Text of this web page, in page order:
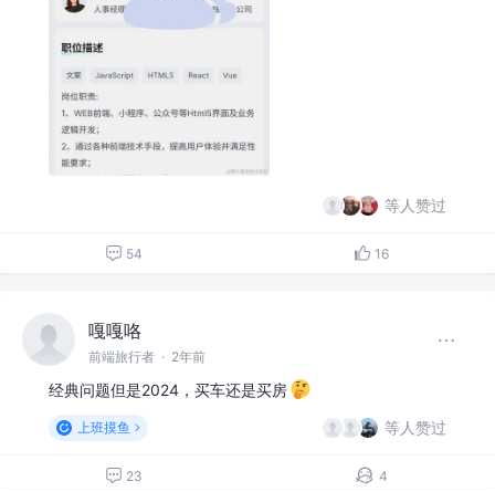
等人赞过
54 16
嘎嘎咯
前端旅行者 · 2年前
经典问题但是2024，买车还是买房
上班摸鱼 等人赞过
23 4